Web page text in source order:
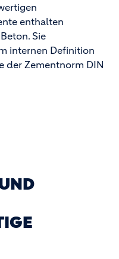
enthalten
Sie
internen Definition
der Zementnorm DIN